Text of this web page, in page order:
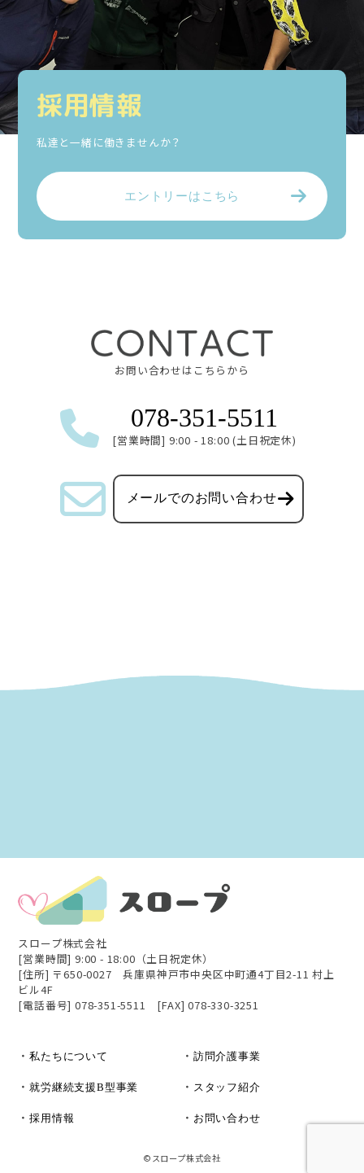
採用情報
私達と一緒に働きませんか？
エントリーはこちら
お問い合わせはこちらから
078-351-5511
[営業時間] 9:00 - 18:00 (土日祝定休)
メールでのお問い合わせ
スロープ株式会社
[営業時間] 9:00 - 18:00（土日祝定休）
[住所] 〒650-0027 兵庫県神戸市中央区中町通4丁目2-11 村上
ビル4F
[電話番号] 078-351-5511 [FAX] 078-330-3251
・私たちについて ・ 訪問介護事業
・就労継続支援B型事業 ・ スタッフ紹介
・採用情報 ・ お問い合わせ
©スロープ株式会社